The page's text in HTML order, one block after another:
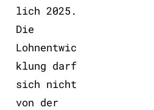
lich 2025.
Die
Lohnentwic
klung darf
sich nicht
von der